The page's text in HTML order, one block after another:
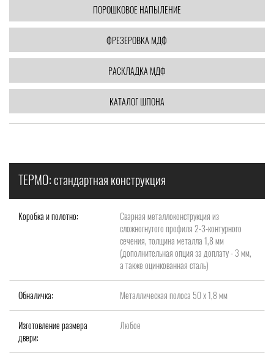
ПОРОШКОВОЕ НАПЫЛЕНИЕ
ФРЕЗЕРОВКА МДФ
РАСКЛАДКА МДФ
КАТАЛОГ ШПОНА
ТЕРМО: стандартная конструкция
Коробка и полотно:
Сварная металлоконструкция из
сложногнутого профиля 2-3-контурного
сечения, толщина металла 1,8 мм
(дополнительная опция за доплату - 3 мм,
а также оцинкованная сталь)
Обналичка: Металлическая полоса 50 х 1,8 мм
Изготовление размера
двери:
Любое